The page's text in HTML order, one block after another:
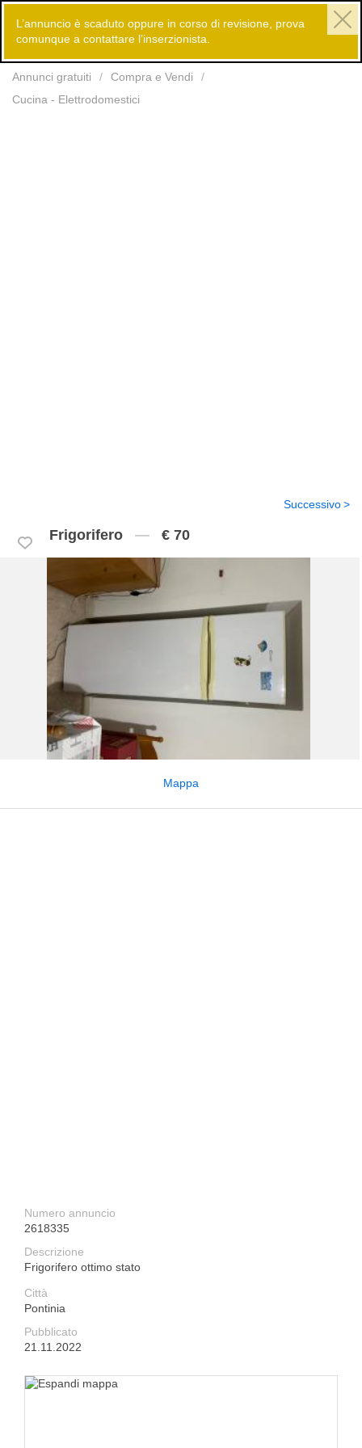
Annunci gratuiti
Compra e Vendi
Cucina - Elettrodomestici
L’annuncio è scaduto oppure in corso di revisione, prova
comunque a contattare l’inserzionista.
Frigorifero € 70
Successivo
Mappa
Numero annuncio
2618335
Descrizione
Frigorifero ottimo stato
Città
Pontinia
Pubblicato
21.11.2022